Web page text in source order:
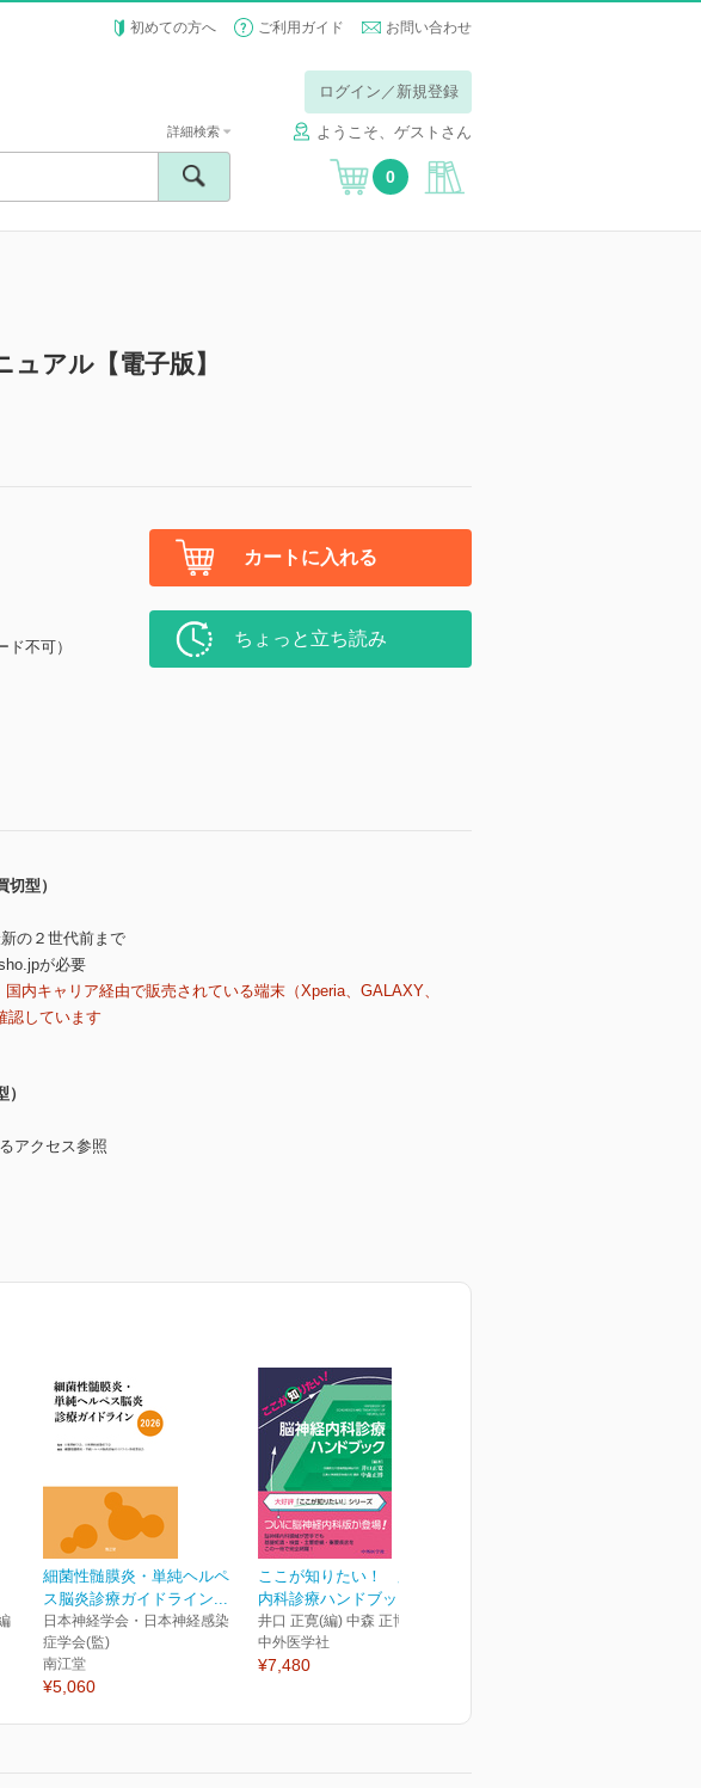
初めての方へ ご利用ガイド お問い合わせ
ログイン／新規登録
ようこそ、ゲストさん
詳細検索
0
アル【電子版】
不可）
カートに入れる
ちょっと立ち読み
型）
の２世代前まで
が必要
内キャリア経由で販売されている端末（Xperia、GALAXY、
認しています
アクセス参照
細菌性髄膜炎・単純ヘルペ
ス脳炎診療ガイドライン...
日本神経学会・日本神経感染
症学会(監)
南江堂
¥5,060
ここが知りたい！ 脳神経
内科診療ハンドブック
井口 正寛(編) 中森 正博(編)
中外医学社
¥7,480